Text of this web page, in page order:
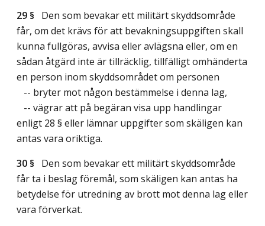
29 § Den som bevakar ett militärt skyddsområde
får, om det krävs för att bevakningsuppgiften skall
kunna fullgöras, avvisa eller avlägsna eller, om en
sådan åtgärd inte är tillräcklig, tillfälligt omhänderta
en person inom skyddsområdet om personen
-- bryter mot någon bestämmelse i denna lag,
-- vägrar att på begäran visa upp handlingar
enligt 28 § eller lämnar uppgifter som skäligen kan
antas vara oriktiga.
30 § Den som bevakar ett militärt skyddsområde
får ta i beslag föremål, som skäligen kan antas ha
betydelse för utredning av brott mot denna lag eller
vara förverkat.